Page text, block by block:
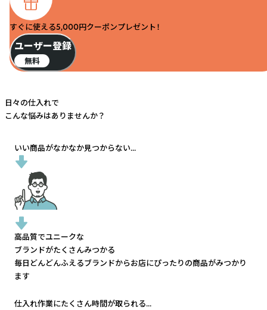
すぐに使える5,000円クーポンプレゼント！
ユーザー登録
無料
日々の仕入れで
こんな悩みはありませんか？
いい商品がなかなか見つからない...
高品質でユニークな
ブランドがたくさんみつかる
毎日どんどんふえるブランドからお店にぴったりの商品がみつかり
ます
仕入れ作業にたくさん時間が取られる...